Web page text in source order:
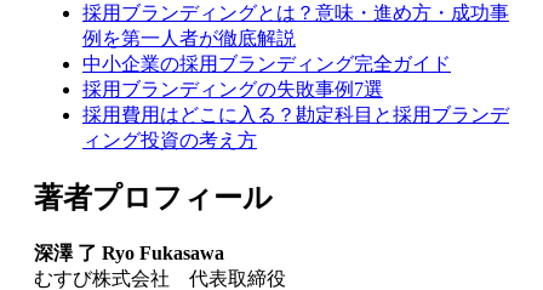
採用ブランディングとは？意味・進め方・成功事
例を第一人者が徹底解説
中小企業の採用ブランディング完全ガイド
採用ブランディングの失敗事例7選
採用費用はどこに入る？勘定科目と採用ブランデ
ィング投資の考え方
著者プロフィール
深澤 了 Ryo Fukasawa
むすび株式会社 代表取締役